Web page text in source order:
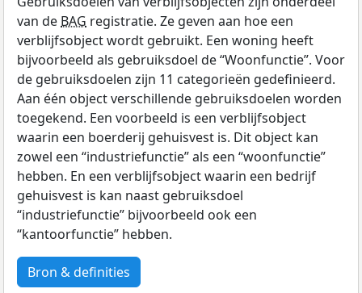
van de BAG registratie. Ze geven aan hoe een
verblijfsobject wordt gebruikt. Een woning heeft
bijvoorbeeld als gebruiksdoel de “Woonfunctie”. Voor
de gebruiksdoelen zijn 11 categorieën gedefinieerd.
Aan één object verschillende gebruiksdoelen worden
toegekend. Een voorbeeld is een verblijfsobject
waarin een boerderij gehuisvest is. Dit object kan
zowel een “industriefunctie” als een “woonfunctie”
hebben. En een verblijfsobject waarin een bedrijf
gehuisvest is kan naast gebruiksdoel
“industriefunctie” bijvoorbeeld ook een
“kantoorfunctie” hebben.
Bron & definities